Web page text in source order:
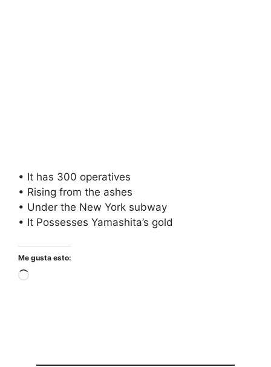
• It has 300 operatives
• Rising from the ashes
• Under the New York subway
• It Possesses Yamashita’s gold
Me gusta esto:
Cargando...